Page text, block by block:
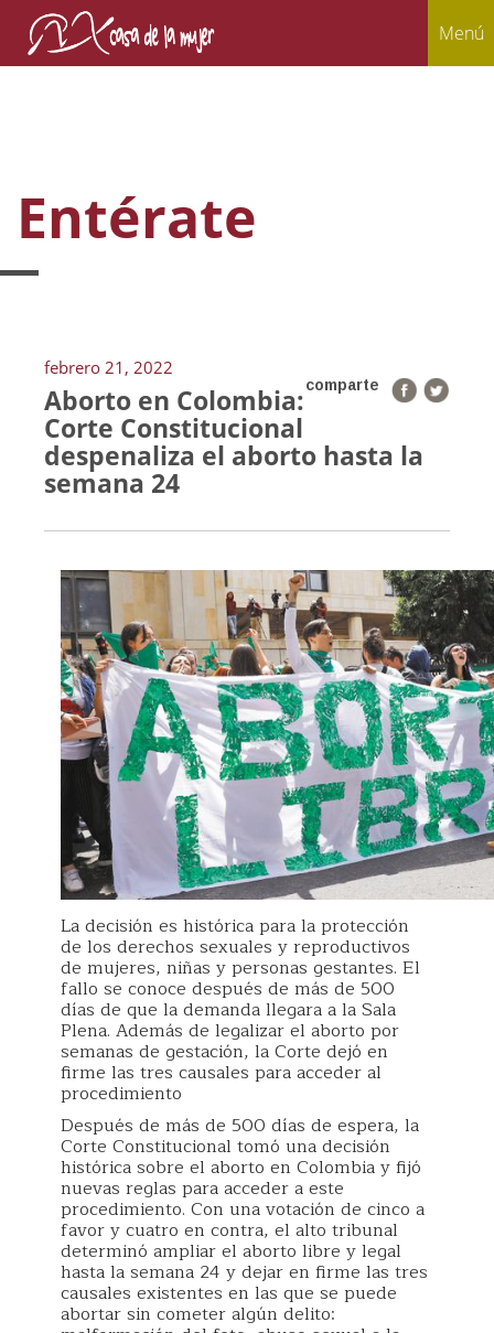
Menú
Entérate
febrero 21, 2022
comparte
Aborto en Colombia:
Corte Constitucional
despenaliza el aborto hasta la
semana 24
La decisión es histórica para la protección
de los derechos sexuales y reproductivos
de mujeres, niñas y personas gestantes. El
fallo se conoce después de más de 500
días de que la demanda llegara a la Sala
Plena. Además de legalizar el aborto por
semanas de gestación, la Corte dejó en
firme las tres causales para acceder al
procedimiento
Después de más de 500 días de espera, la
Corte Constitucional tomó una decisión
histórica sobre el aborto en Colombia y fijó
nuevas reglas para acceder a este
procedimiento. Con una votación de cinco a
favor y cuatro en contra, el alto tribunal
determinó ampliar el aborto libre y legal
hasta la semana 24 y dejar en firme las tres
causales existentes en las que se puede
abortar sin cometer algún delito: